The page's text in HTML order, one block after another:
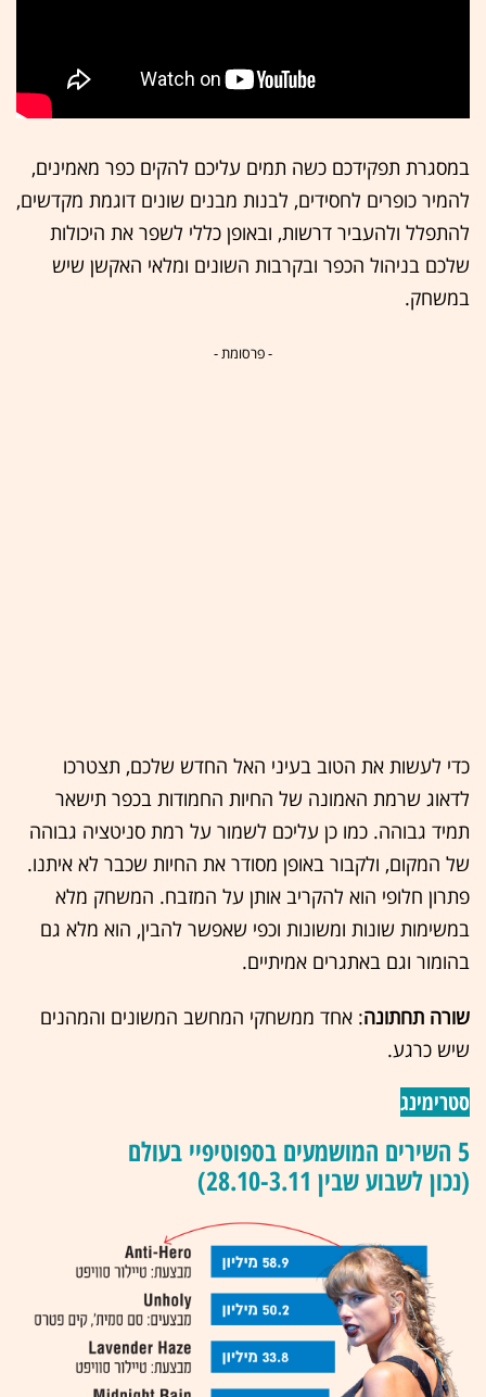
במסגרת תפקידכם כשה תמים עליכם להקים כפר מאמינים,
להמיר כופרים לחסידים, לבנות מבנים שונים דוגמת מקדשים,
להתפלל ולהעביר דרשות, ובאופן כללי לשפר את היכולות
שלכם בניהול הכפר ובקרבות השונים ומלאי האקשן שיש
במשחק.
- פרסומת -
כדי לעשות את הטוב בעיני האל החדש שלכם, תצטרכו
לדאוג שרמת האמונה של החיות החמודות בכפר תישאר
תמיד גבוהה. כמו כן עליכם לשמור על רמת סניטציה גבוהה
של המקום, ולקבור באופן מסודר את החיות שכבר לא איתנו.
פתרון חלופי הוא להקריב אותן על המזבח. המשחק מלא
במשימות שונות ומשונות וכפי שאפשר להבין, הוא מלא גם
בהומור וגם באתגרים אמיתיים.
שורה תחתונה: אחד ממשחקי המחשב המשונים והמהנים
שיש כרגע.
סטרימינג
5 השירים המושמעים בספוטיפיי בעולם
(נכון לשבוע שבין 28.10-3.11)